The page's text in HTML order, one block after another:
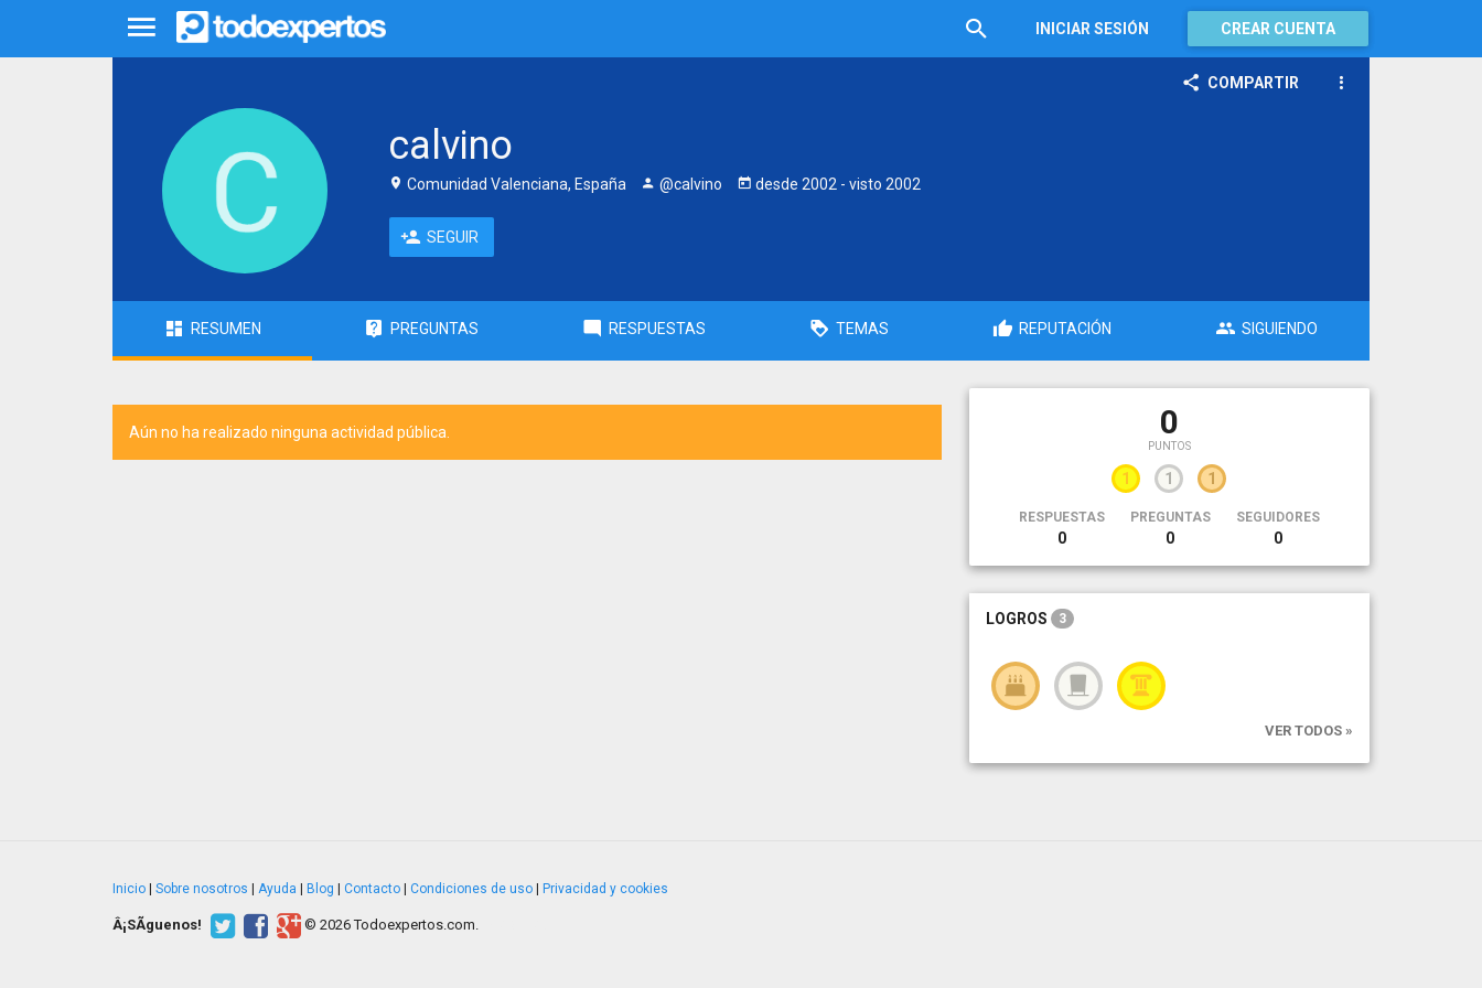
INICIAR SESIÓN CREAR CUENTA
COMPARTIR
calvino
Comunidad Valenciana, España @calvino desde 2002 - visto 2002
SEGUIR
RESUMEN PREGUNTAS RESPUESTAS TEMAS REPUTACIÓN SIGUIENDO
Aún no ha realizado ninguna actividad pública. 0
PUNTOS
1 1 1
RESPUESTAS
0
PREGUNTAS
0
SEGUIDORES
0
LOGROS 3
VER TODOS »
Inicio Sobre nosotros Ayuda Blog Contacto Condiciones de uso Privacidad y cookies
Â¡SÃ­guenos! © 2026 Todoexpertos.com.